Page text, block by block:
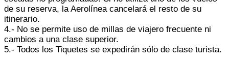
de su reserva, la Aerolínea cancelará el resto de su
itinerario.
4.- No se permite uso de millas de viajero frecuente ni
cambios a una clase superior.
5.- Todos los Tiquetes se expedirán sólo de clase turista.